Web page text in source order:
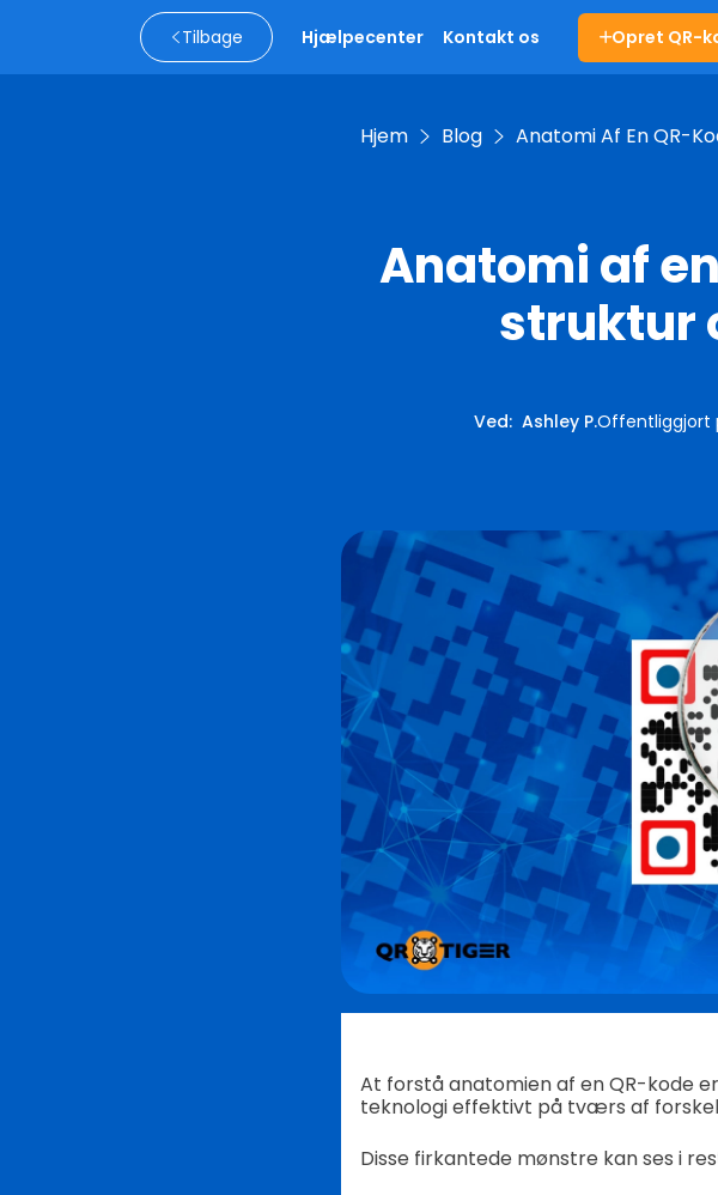
Tilbage Hjælpecenter Kontakt os Opret QR-
Hjem Blog Anatomi Af En QR-
Anatomi af
struktur
Ved:Ashley P.Offentliggjort
At forstå anatomien af en QR-kode
teknologi effektivt på tværs af
Disse firkantede mønstre kan ses i